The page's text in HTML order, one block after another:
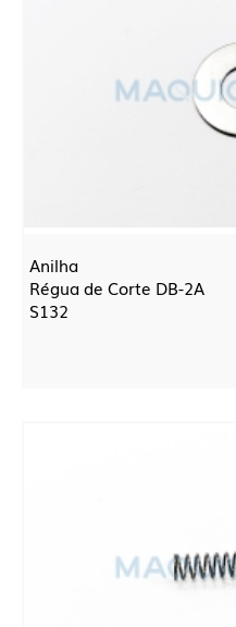
Anilha
Régua de Corte DB-2A
S132